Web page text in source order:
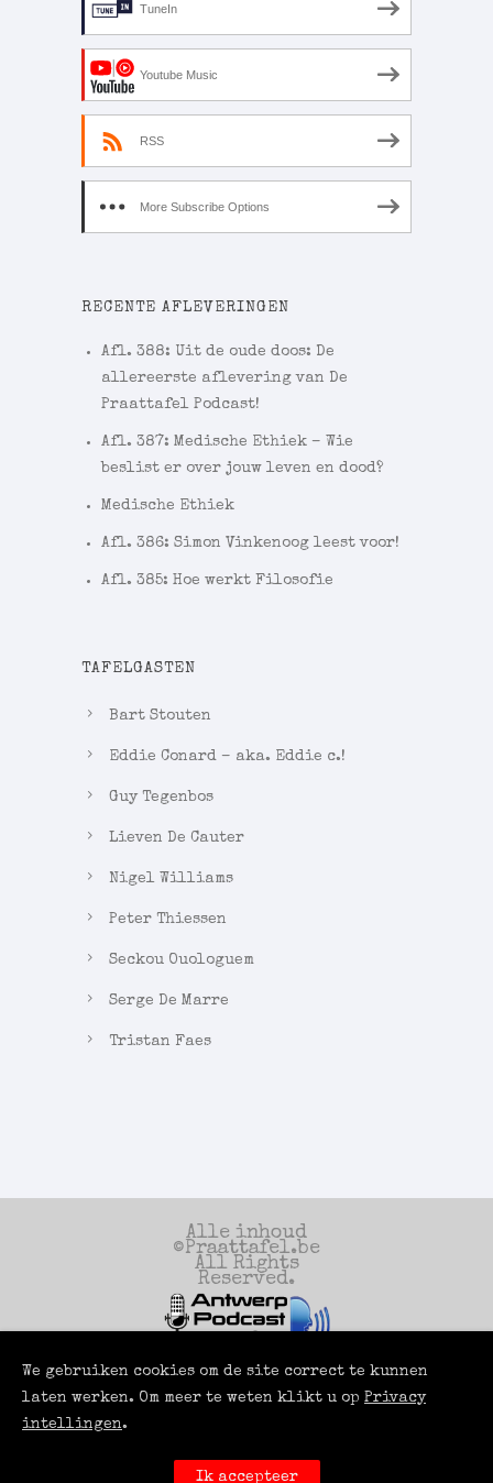
TuneIn
Youtube Music
RSS
More Subscribe Options
RECENTE AFLEVERINGEN
Afl. 388: Uit de oude doos: De
allereerste aflevering van De
Praattafel Podcast!
Afl. 387: Medische Ethiek – Wie
beslist er over jouw leven en dood?
Medische Ethiek
Afl. 386: Simon Vinkenoog leest voor!
Afl. 385: Hoe werkt Filosofie
TAFELGASTEN
Bart Stouten
Eddie Conard – aka. Eddie c.!
Guy Tegenbos
Lieven De Cauter
Nigel Williams
Peter Thiessen
Seckou Ouologuem
Serge De Marre
Tristan Faes
Alle inhoud
©Praattafel.be
All Rights
Reserved.
Een productie
van
Antwerp Podcast
We gebruiken cookies om de site correct te kunnen
laten werken. Om meer te weten klikt u op Privacy
intellingen.
Ik accepteer